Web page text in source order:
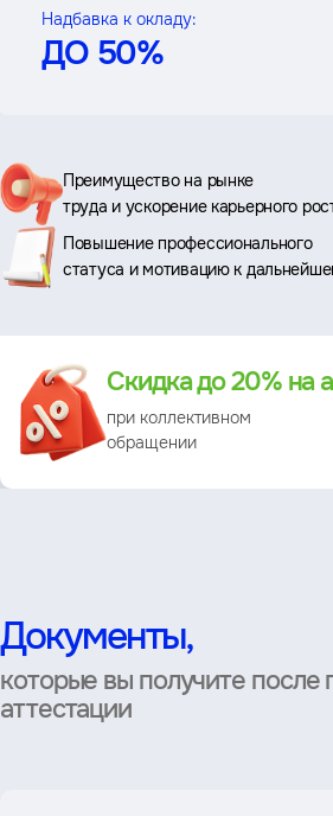
Надбавка к окладу:
ДО 50%
Ключевые
преимущества
Преимущество на рынке
труда и ускорение карьерного
Повышение профессионального
статуса и мотивацию к
Преимущество
Скидка до 20% на
при коллективном
обращении
Документы,
которые вы получите
аттестации